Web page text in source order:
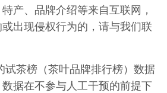
产、品牌介绍等来自互联网，
出现侵权行为的，请与我们联
茶榜（茶叶品牌排行榜）数据
据在不参与人工干预的前提下